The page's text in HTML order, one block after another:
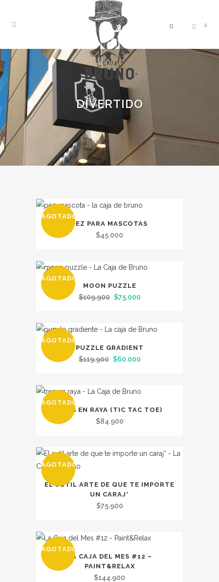
0
DIVERTIDO
AGOTADO
PEZ PARA MASCOTAS
$45.000
OFERTA
AGOTADO
MOON PUZZLE
$109.900 El
era:
$109.900.
$75.000El
$75.000.
OFERTA
AGOTADO
PUZZLE GRADIENT
$119.900 El
$119.900.
$60.000El
$60.000.
AGOTADO
TRES EN RAYA (TIC TAC TOE)
$84.900
AGOTADO
EL SUTIL ARTE DE QUE TE IMPORTE
UN CARAJ*
$75.900
AGOTADO
LA CAJA DEL MES #12 –
PAINT&RELAX
$144.900